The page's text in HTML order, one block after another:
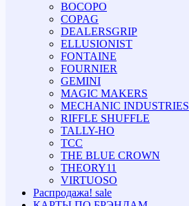
BOCOPO
COPAG
DEALERSGRIP
ELLUSIONIST
FONTAINE
FOURNIER
GEMINI
MAGIC MAKERS
MECHANIC INDUSTRIES
RIFFLE SHUFFLE
TALLY-HO
TCC
THE BLUE CROWN
THEORY11
VIRTUOSO
Распродажа! sale